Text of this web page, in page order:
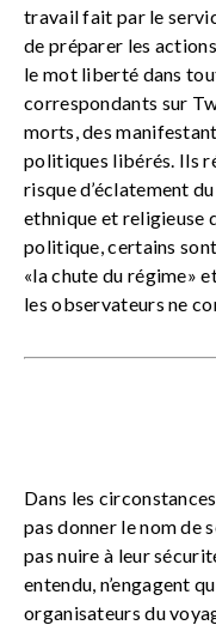
travail fait par le
de préparer les
le mot liberté dans
correspondants sur
morts, des
politiques libérés. Ils
risque d’éclatement
ethnique et religieuse
politique, certains
«la chute du régime»
les observateurs ne
Dans les
pas donner le nom de
pas nuire à leur
entendu, n’engagent
organisateurs du